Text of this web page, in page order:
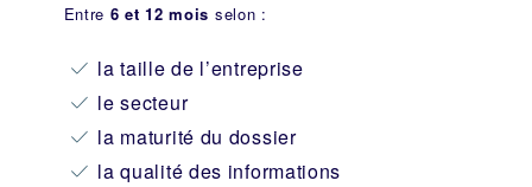
Entre 6 et 12 mois selon :
la taille de l’entreprise
le secteur
la maturité du dossier
la qualité des informations